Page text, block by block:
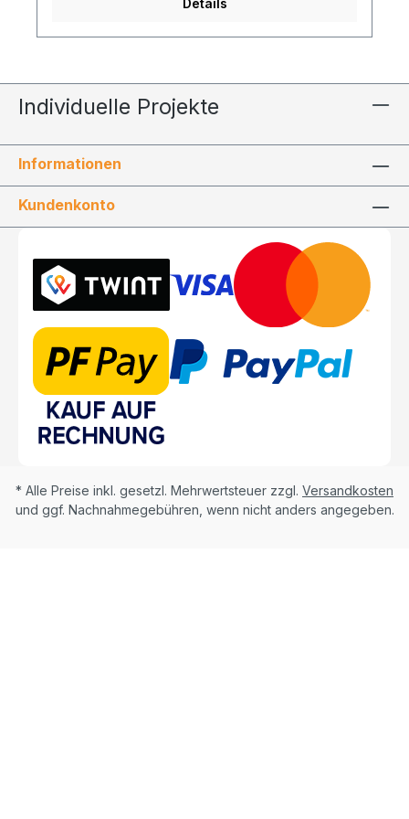
Details
Individuelle Projekte
Informationen
Kundenkonto
* Alle Preise inkl. gesetzl. Mehrwertsteuer zzgl. Versandkosten
und ggf. Nachnahmegebühren, wenn nicht anders angegeben.